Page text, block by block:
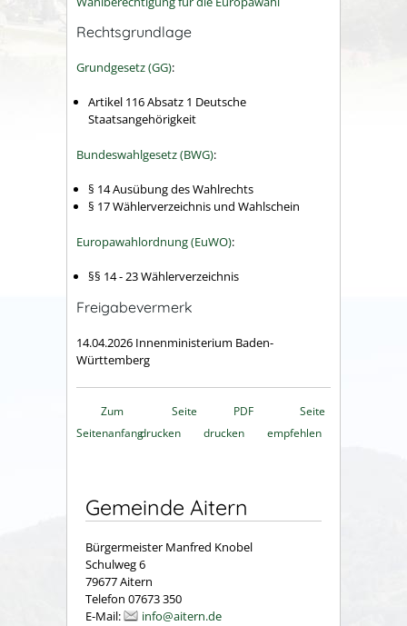
Rechtsgrundlage
Grundgesetz (GG):
Artikel 116 Absatz 1 Deutsche
Staatsangehörigkeit
Bundeswahlgesetz (BWG):
§ 14 Ausübung des Wahlrechts
§ 17 Wählerverzeichnis und Wahlschein
Europawahlordnung (EuWO):
§§ 14 - 23 Wählerverzeichnis
Freigabevermerk
14.04.2026 Innenministerium Baden-
Württemberg
Zum
Seitenanfang
Seite
drucken
PDF
drucken
Seite
empfehlen
Gemeinde Aitern
Bürgermeister Manfred Knobel
Schulweg 6
79677 Aitern
Telefon 07673 350
E-Mail:
info@aitern.de